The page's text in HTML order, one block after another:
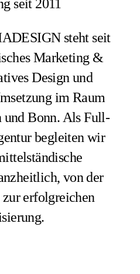
seit 2011
steht seit
Marketing &
Design und
im Raum
Bonn. Als Full-
begleiten wir
von der
zur erfolgreichen